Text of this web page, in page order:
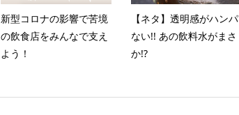
新型コロナの影響で苦境
の飲食店をみんなで支え
よう！
【ネタ】透明感がハンパ
ない!! あの飲料水がまさ
か!?